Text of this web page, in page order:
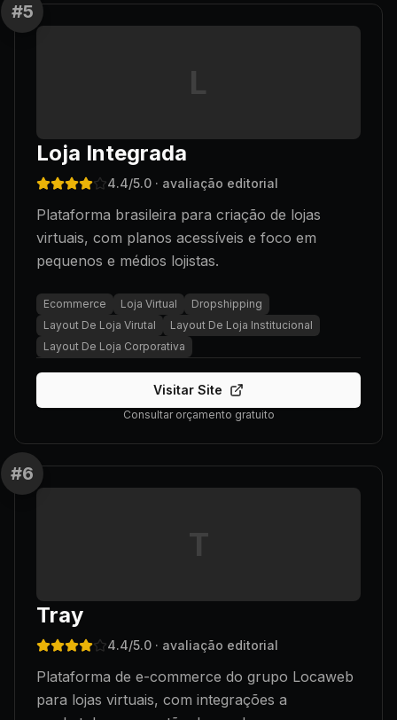
#5
L
Loja Integrada
4.4/5.0 · avaliação editorial
Plataforma brasileira para criação de lojas
virtuais, com planos acessíveis e foco em
pequenos e médios lojistas.
Ecommerce Loja Virtual
Dropshipping
Layout De Loja Virutal
Layout De Loja Institucional
Layout De Loja Corporativa
Visitar Site
Consultar orçamento gratuito
#6
T
Tray
4.4/5.0 · avaliação editorial
Plataforma de e-commerce do grupo Locaweb
para lojas virtuais, com integrações a